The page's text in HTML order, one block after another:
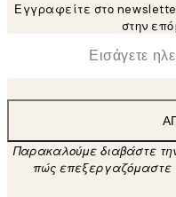
Εγγραφείτε στο
στην
Ηλεκτρονική Διεύθυνση
Παρακαλούμε διαβάστε
πώς επεξεργαζόμαστε